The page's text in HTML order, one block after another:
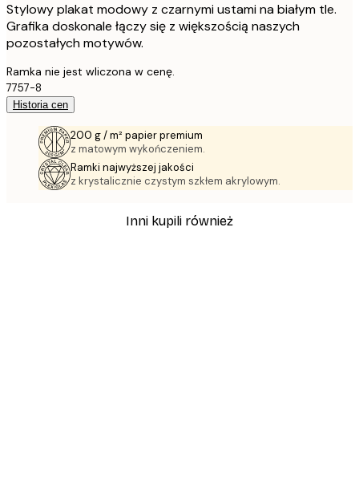
Stylowy plakat modowy z czarnymi ustami na białym tle.
Grafika doskonale łączy się z większością naszych
pozostałych motywów.
Ramka nie jest wliczona w cenę.
7757-8
Historia cen
200 g / m² papier premium
z matowym wykończeniem.
Ramki najwyższej jakości
z krystalicznie czystym szkłem akrylowym.
Inni kupili również